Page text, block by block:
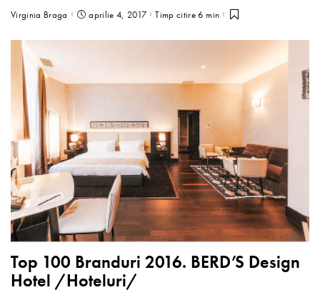
Virginia Braga aprilie 4, 2017 Timp citire 6 min
Top 100 Branduri 2016. BERD’S Design
Hotel /Hoteluri/